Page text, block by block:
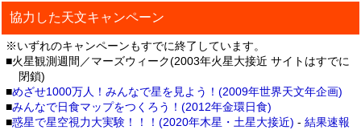
協力した天文キャンペーン
※いずれのキャンペーンもすでに終了しています。
■火星観測週間／マーズウィーク(2003年火星大接近 サイトはすでに
閉鎖)
■めざせ1000万人！みんなで星を見よう！(2009年世界天文年企画)
■みんなで日食マップをつくろう！(2012年金環日食)
■惑星で星空視力大実験！！！(2020年木星・土星大接近) - 結果速報